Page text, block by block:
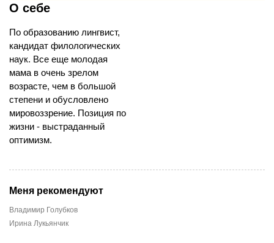
О себе
По образованию лингвист,
кандидат филологических
наук. Все еще молодая
мама в очень зрелом
возрасте, чем в большой
степени и обусловлено
мировоззрение. Позиция по
жизни - выстраданный
оптимизм.
Меня рекомендуют
Владимир Голубков
Ирина Лукьянчик